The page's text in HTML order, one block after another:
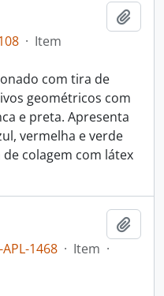
· Item
com tira de
geométricos com
e preta. Apresenta
vermelha e verde
colagem com látex
APL-1468 · Item ·